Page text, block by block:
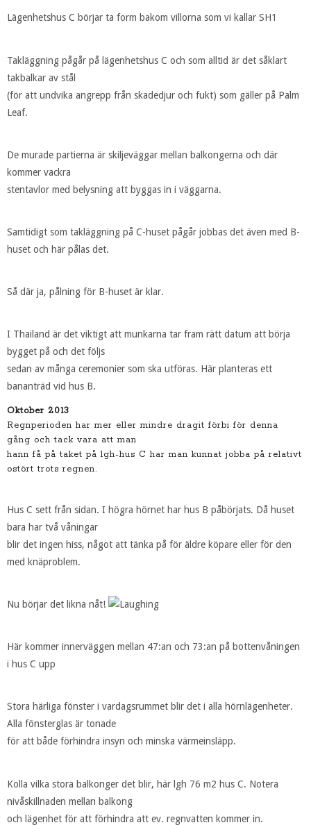
Lägenhetshus C börjar ta form bakom villorna som vi kallar SH1
Takläggning pågår på lägenhetshus C och som alltid är det såklart
takbalkar av stål
(för att undvika angrepp från skadedjur och fukt) som gäller på Palm
Leaf.
De murade partierna är skiljeväggar mellan balkongerna och där
kommer vackra
stentavlor med belysning att byggas in i väggarna.
Samtidigt som takläggning på C-huset pågår jobbas det även med B-
huset och här pålas det.
Så där ja, pålning för B-huset är klar.
I Thailand är det viktigt att munkarna tar fram rätt datum att börja
bygget på och det följs
sedan av många ceremonier som ska utföras. Här planteras ett
bananträd vid hus B.
Oktober 2013
Regnperioden har mer eller mindre dragit förbi för denna
gång och tack vara att man
hann få på taket på lgh-hus C har man kunnat jobba på relativt
ostört trots regnen.
Hus C sett från sidan. I högra hörnet har hus B påbörjats. Då huset
bara har två våningar
blir det ingen hiss, något att tänka på för äldre köpare eller för den
med knäproblem.
Nu börjar det likna nåt!
Här kommer innerväggen mellan 47:an och 73:an på bottenvåningen
i hus C upp
Stora härliga fönster i vardagsrummet blir det i alla hörnlägenheter.
Alla fönsterglas är tonade
för att både förhindra insyn och minska värmeinsläpp.
Kolla vilka stora balkonger det blir, här lgh 76 m2 hus C. Notera
nivåskillnaden mellan balkong
och lägenhet för att förhindra att ev. regnvatten kommer in.